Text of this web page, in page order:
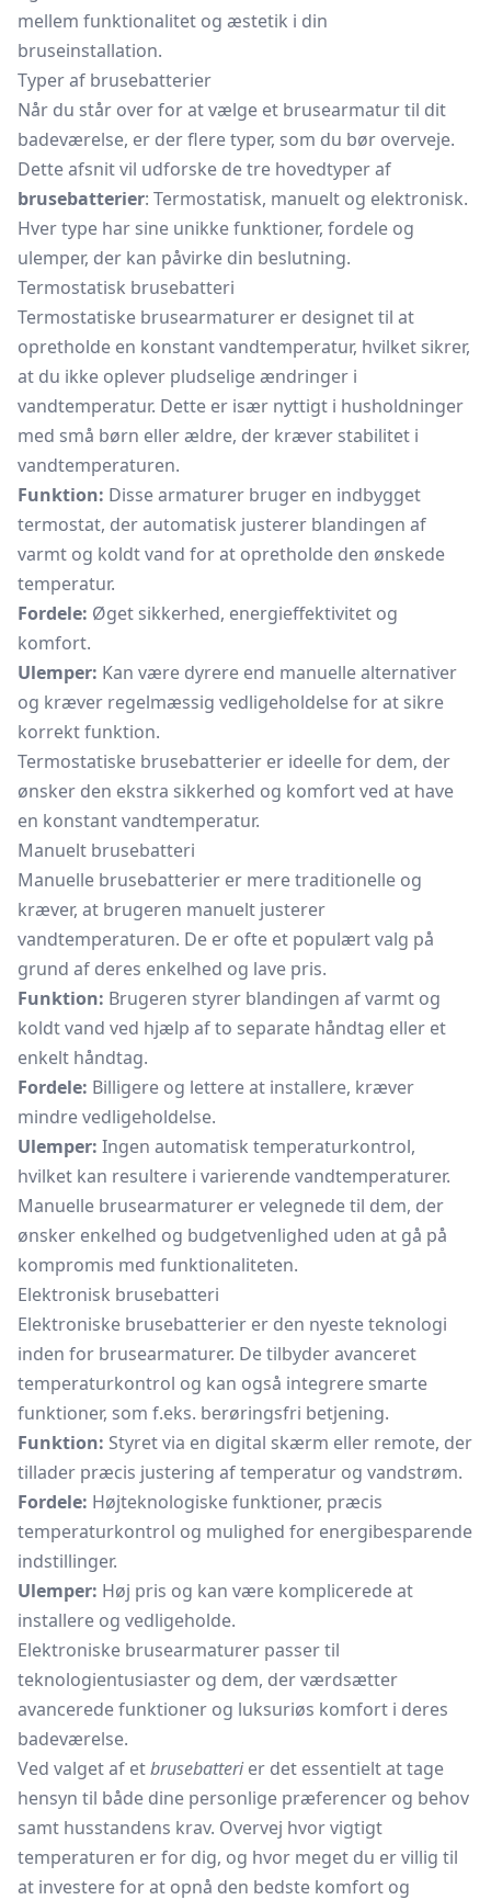
mellem funktionalitet og æstetik i din
bruseinstallation.
Typer af brusebatterier
Når du står over for at vælge et brusearmatur til dit
badeværelse, er der flere typer, som du bør overveje.
Dette afsnit vil udforske de tre hovedtyper af
brusebatterier: Termostatisk, manuelt og elektronisk.
Hver type har sine unikke funktioner, fordele og
ulemper, der kan påvirke din beslutning.
Termostatisk brusebatteri
Termostatiske brusearmaturer er designet til at
opretholde en konstant vandtemperatur, hvilket sikrer,
at du ikke oplever pludselige ændringer i
vandtemperatur. Dette er især nyttigt i husholdninger
med små børn eller ældre, der kræver stabilitet i
vandtemperaturen.
Funktion: Disse armaturer bruger en indbygget
termostat, der automatisk justerer blandingen af
varmt og koldt vand for at opretholde den ønskede
temperatur.
Fordele: Øget sikkerhed, energieffektivitet og
komfort.
Ulemper: Kan være dyrere end manuelle alternativer
og kræver regelmæssig vedligeholdelse for at sikre
korrekt funktion.
Termostatiske brusebatterier er ideelle for dem, der
ønsker den ekstra sikkerhed og komfort ved at have
en konstant vandtemperatur.
Manuelt brusebatteri
Manuelle brusebatterier er mere traditionelle og
kræver, at brugeren manuelt justerer
vandtemperaturen. De er ofte et populært valg på
grund af deres enkelhed og lave pris.
Funktion: Brugeren styrer blandingen af varmt og
koldt vand ved hjælp af to separate håndtag eller et
enkelt håndtag.
Fordele: Billigere og lettere at installere, kræver
mindre vedligeholdelse.
Ulemper: Ingen automatisk temperaturkontrol,
hvilket kan resultere i varierende vandtemperaturer.
Manuelle brusearmaturer er velegnede til dem, der
ønsker enkelhed og budgetvenlighed uden at gå på
kompromis med funktionaliteten.
Elektronisk brusebatteri
Elektroniske brusebatterier er den nyeste teknologi
inden for brusearmaturer. De tilbyder avanceret
temperaturkontrol og kan også integrere smarte
funktioner, som f.eks. berøringsfri betjening.
Funktion: Styret via en digital skærm eller remote, der
tillader præcis justering af temperatur og vandstrøm.
Fordele: Højteknologiske funktioner, præcis
temperaturkontrol og mulighed for energibesparende
indstillinger.
Ulemper: Høj pris og kan være komplicerede at
installere og vedligeholde.
Elektroniske brusearmaturer passer til
teknologientusiaster og dem, der værdsætter
avancerede funktioner og luksuriøs komfort i deres
badeværelse.
Ved valget af etbrusebatterier det essentielt at tage
hensyn til både dine personlige præferencer og behov
samt husstandens krav. Overvej hvor vigtigt
temperaturen er for dig, og hvor meget du er villig til
at investere for at opnå den bedste komfort og